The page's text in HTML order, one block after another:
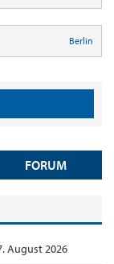
Berlin
FORUM
August 2026